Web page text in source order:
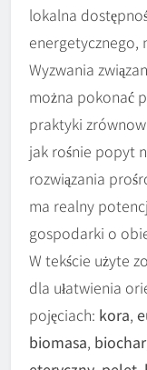
lokalna
energetycznego,
Wyzwania
można pokonać
praktyki
jak rośnie popyt
rozwiązania
ma realny
gospodarki o
W tekście użyte
dla ułatwienia
pojęciach: kora,
biomasa, biochar